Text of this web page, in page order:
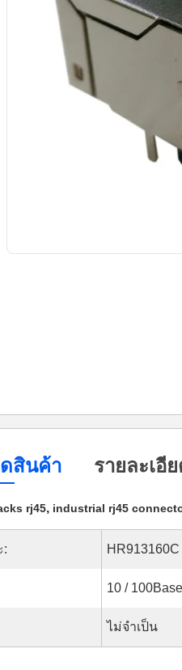
ดสินค้า รายละเอี
rj45, industrial rj45
: HR913160C
10 /
ไม่จำเป็น